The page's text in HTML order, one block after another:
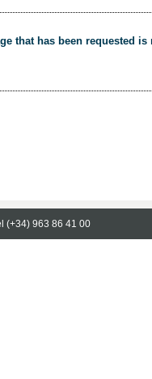
that has been requested
(+34) 963 86 41 00